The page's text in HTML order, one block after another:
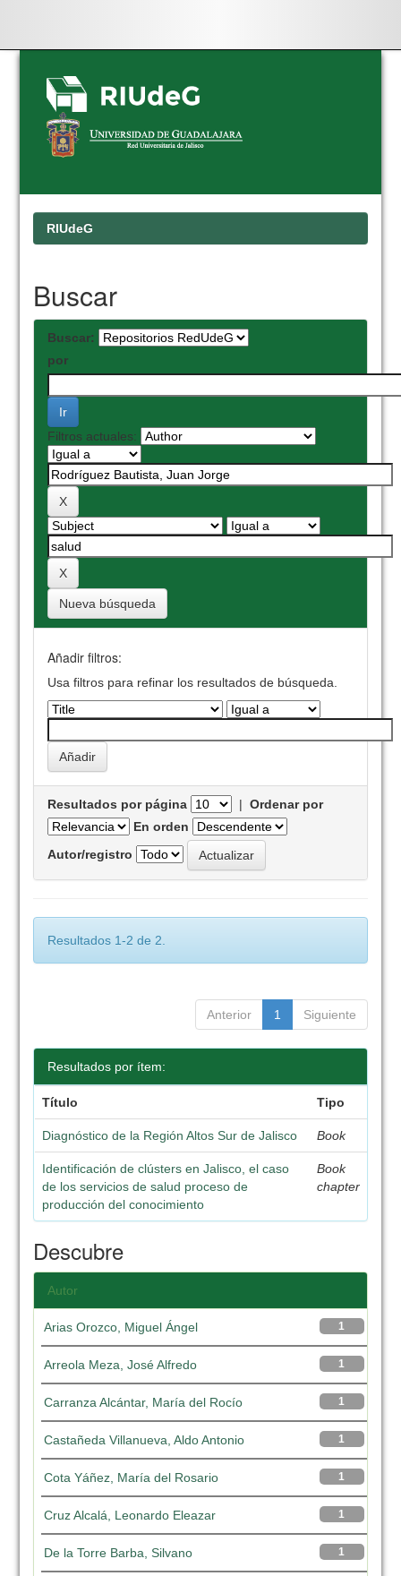
Skip
navigation
RIUdeG
Buscar
Buscar:
por
Filtros actuales:
Nueva búsqueda
Añadir filtros:
Usa filtros para refinar los resultados de búsqueda.
Resultados por página |Ordenar por
En orden
Autor/registro
Resultados 1-2 de 2.
Anterior 1 Siguiente
Resultados por ítem:
Título Tipo
Diagnóstico de la Región Altos Sur de Jalisco Book
Identificación de clústers en Jalisco, el caso
de los servicios de salud proceso de
producción del conocimiento
Book
chapter
Descubre
Autor
1
Arias Orozco, Miguel Ángel
1
Arreola Meza, José Alfredo
1
Carranza Alcántar, María del Rocío
1
Castañeda Villanueva, Aldo Antonio
1
Cota Yáñez, María del Rosario
1
Cruz Alcalá, Leonardo Eleazar
1
De la Torre Barba, Silvano